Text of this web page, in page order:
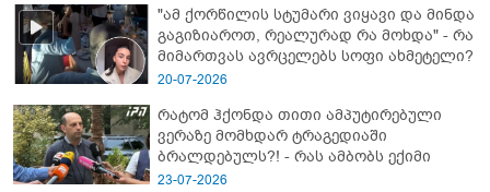
"ამ ქორწილის სტუმარი ვიყავი და მინდა
გაგიზიაროთ, რეალურად რა მოხდა" - რა
მიმართვას ავრცელებს სოფი ახმეტელი?
20-07-2026
რატომ ჰქონდა თითი ამპუტირებული
ვერაზე მომხდარ ტრაგედიაში
ბრალდებულს?! - რას ამბობს ექიმი
23-07-2026